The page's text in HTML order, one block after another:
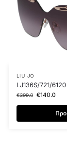
LIU JO
LJ136S/721/6120
€299.0 €140.0